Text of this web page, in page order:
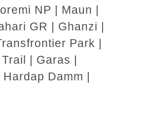
NP | Maun |
GR | Ghanzi |
Park |
| Garas |
Damm |